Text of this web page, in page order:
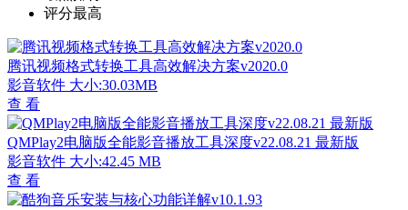
评分最高
腾讯视频格式转换工具高效解决方案v2020.0
影音软件 大小:30.03MB
查 看
QMPlay2电脑版全能影音播放工具深度v22.08.21 最新版
影音软件 大小:42.45 MB
查 看